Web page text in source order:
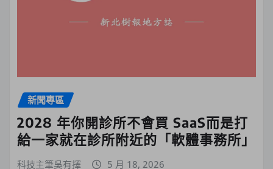
新聞專區
2028 年你開診所不會買 SaaS而是打
給一家就在診所附近的「軟體事務所」
科技主筆吳有擇 5 月 18, 2026